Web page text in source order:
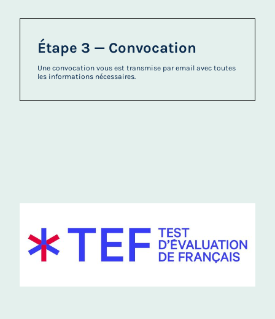
Étape 3 — Convocation
Une convocation vous est transmise par email avec toutes
les informations nécessaires.